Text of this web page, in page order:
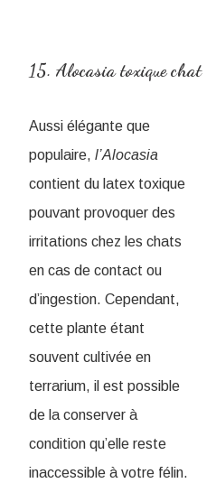
15. ​Alocasia toxique chat
Aussi élégante que
populaire, l’Alocasia
contient du latex toxique
pouvant provoquer des
irritations chez les chats
en cas de contact ou
d’ingestion. Cependant,
cette plante étant
souvent cultivée en
terrarium, il est possible
de la conserver à
condition qu’elle reste
inaccessible à votre félin.